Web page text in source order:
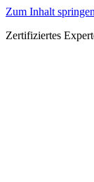
Zum Inhalt springen
Zertifiziertes